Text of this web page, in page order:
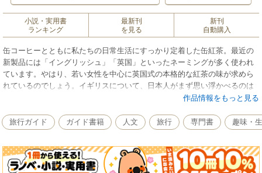
小説・実用書
ランキング
最新刊
を見る
新刊
自動購入
缶コーヒーとともに私たちの日常生活にすっかり定着した缶紅茶。最近の
新製品には「イングリッシュ」「英国」といったネーミングが多く使われ
ています。やはり、若い女性を中心に英国式の本格的な紅茶の味が求めら
れているのでしょう。イギリスについて、日本人がまず思い浮かべるのは
英国王室の伝統と格式ある歴史。でも、実際にロンドンを旅して、路地に
す……。本書は、英国式紅茶の愉しみ方、美しい庭園やパークでの憩い、
ビール片手にパブでの語らい、一流百貨店での買い物など、英国気分が満
喫できるとっておきエッセイ。また、ロンドンの街を知り尽くした著者自
身によるロンドンの名所・街角紹介と風景写真も満載で、お仕着せのパッ
ク旅行では満足できない人のためのこだわりガイドブックとしても価値を
作品情報をもっと見る
旅行ガイド ガイド書籍 人文 旅行 専門書 趣味・